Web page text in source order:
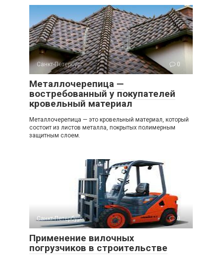
Санкт-Петербург 0
Металлочерепица —
востребованный у покупателей
кровельный материал
Металлочерепица — это кровельный материал, который
состоит из листов металла, покрытых полимерным
защитным слоем.
Санкт-Петербург 0
Применение вилочных
погрузчиков в строительстве